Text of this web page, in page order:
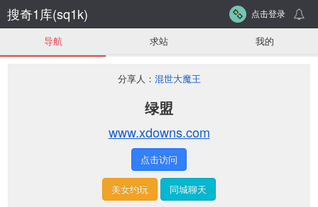
搜奇1库(sq1k) 点击登录
导航 求站 我的
分享人： 混世大魔王
绿盟
www.xdowns.com
点击访问
美女约玩 同城聊天